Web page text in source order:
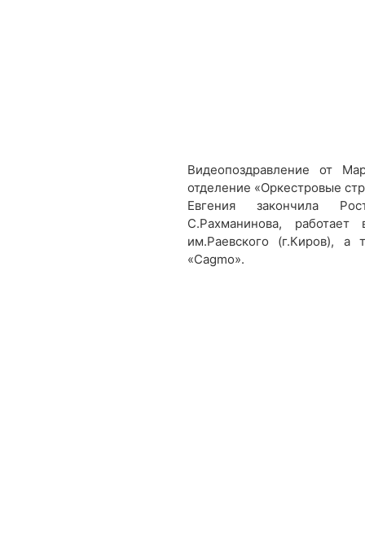
Видеопоздравление от
отделение «Оркестровые
Евгения закончила
С.Рахманинова,
им.Раевского (г.Киров), а
«Cagmo».